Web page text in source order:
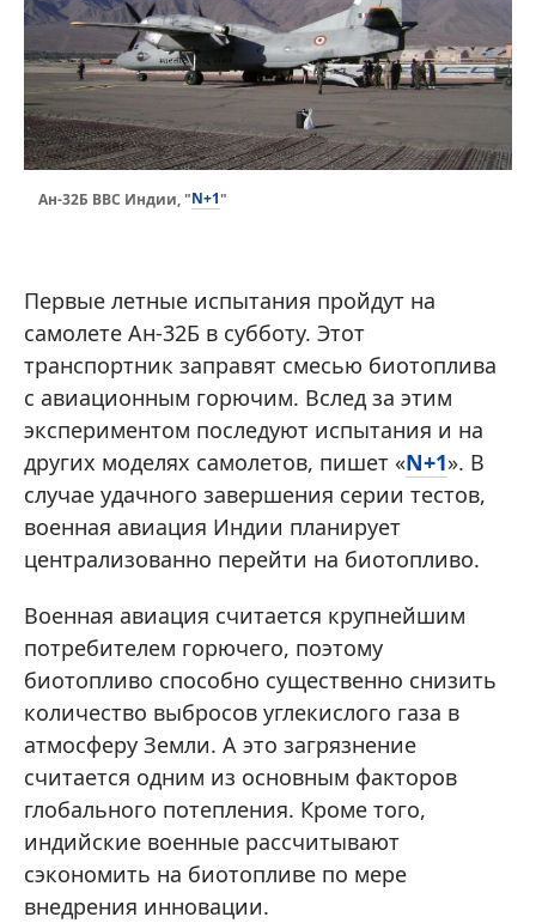
Ан-32Б ВВС Индии, "N+1"
Первые летные испытания пройдут на
самолете Ан-32Б в субботу. Этот
транспортник заправят смесью биотоплива
с авиационным горючим. Вслед за этим
экспериментом последуют испытания и на
других моделях самолетов, пишет «N+1». В
случае удачного завершения серии тестов,
военная авиация Индии планирует
централизованно перейти на биотопливо.
Военная авиация считается крупнейшим
потребителем горючего, поэтому
биотопливо способно существенно снизить
количество выбросов углекислого газа в
атмосферу Земли. А это загрязнение
считается одним из основным факторов
глобального потепления. Кроме того,
индийские военные рассчитывают
сэкономить на биотопливе по мере
внедрения инновации.